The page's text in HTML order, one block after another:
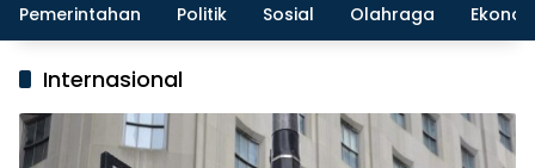
Pemerintahan Politik Sosial Olahraga
Internasional